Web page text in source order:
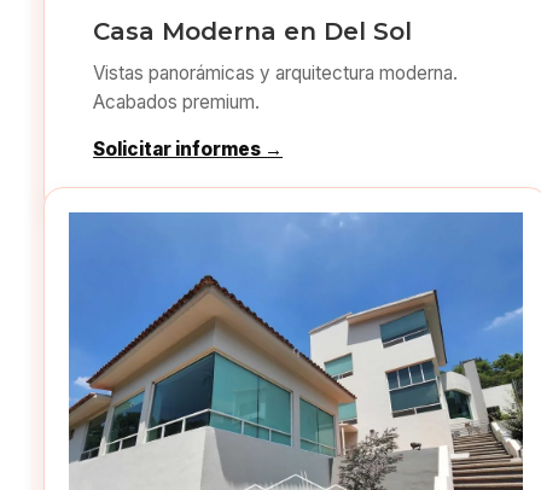
Casa Moderna en Del Sol
Vistas panorámicas y arquitectura moderna.
Acabados premium.
Solicitar informes →